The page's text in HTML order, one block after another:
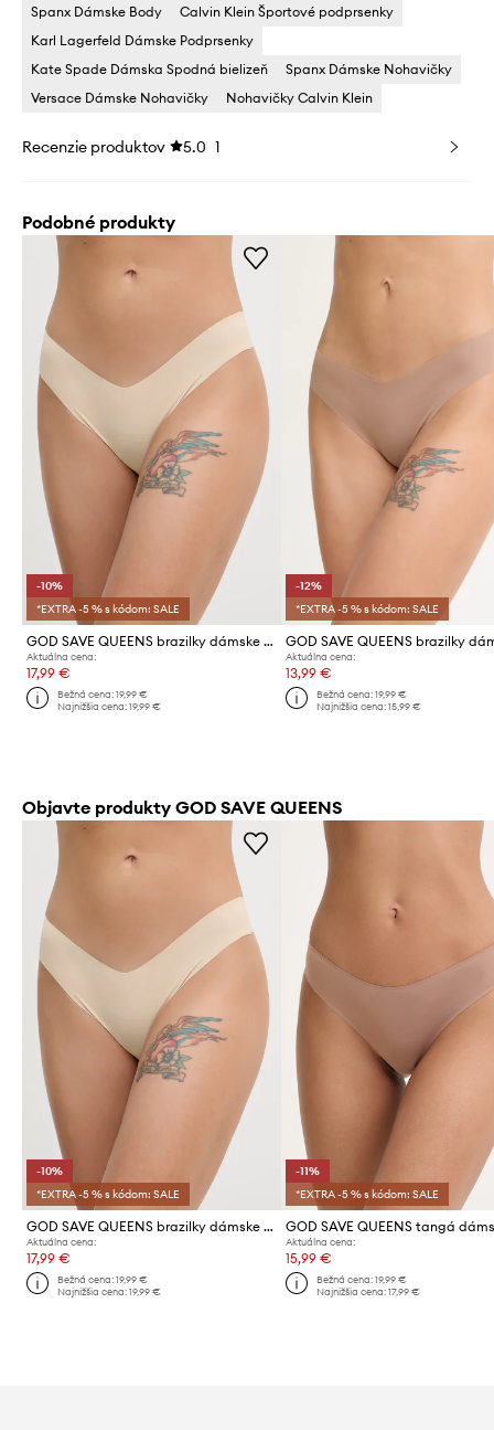
Spanx Dámske Body
Calvin Klein Športové podprsenky
Karl Lagerfeld Dámske Podprsenky
Kate Spade Dámska Spodná bielizeň
Spanx Dámske Nohavičky
Versace Dámske Nohavičky
Nohavičky Calvin Klein
Recenzie produktov 5.0 1
Podobné produkty
-10%
*EXTRA -5 % s kódom: SALE
GOD SAVE QUEENS brazilky dámske SECOND SKIN PANTY CHEEKY
Aktuálna cena:
17,99 €
Bežná cena:19,99 €
Najnižšia cena:19,99 €
-12%
*EXTRA -5 % s kódom: SALE
Aktuálna cena:
13,99 €
Bežná cena: 19,99 €
Najnižšia cena: 15,99 €
Objavte produkty GOD SAVE QUEENS
-10%
*EXTRA -5 % s kódom: SALE
GOD SAVE QUEENS brazilky dámske SECOND SKIN PANTY CHEEKY
Aktuálna cena:
17,99 €
Bežná cena:19,99 €
Najnižšia cena:19,99 €
-11%
*EXTRA -5 % s kódom: SALE
Aktuálna cena:
15,99 €
Bežná cena: 19,99 €
Najnižšia cena: 17,99 €